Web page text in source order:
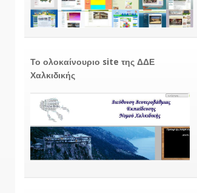
Το ολοκαίνουριο site της ΔΔΕ
Χαλκιδικής